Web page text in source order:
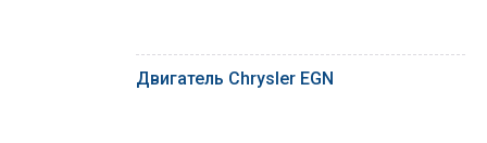
Двигатель Chrysler EGN